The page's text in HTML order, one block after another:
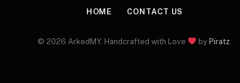
HOME CONTACT US
© 2026 ArkedMY. Handcrafted with Love by Piratz.